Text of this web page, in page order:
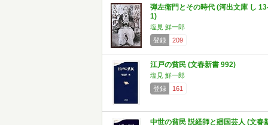
弾左衛門とその時代 (河出文庫 し
1)
塩見 鮮一郎
登録
209
江戸の貧民 (文春新書 992)
塩見 鮮一郎
登録
161
中世の貧民 説経師と廻国芸人 (文春